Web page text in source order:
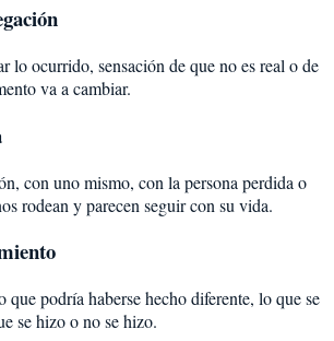
lo ocurrido, sensación de que no es real o de
va a cambiar.
con uno mismo, con la persona perdida o
rodean y parecen seguir con su vida.
que podría haberse hecho diferente, lo que se
se hizo o no se hizo.